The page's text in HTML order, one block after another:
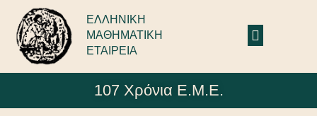
ΕΛΛΗΝΙΚΗ
ΜΑΘΗΜΑΤΙΚΗ
ΕΤΑΙΡΕΙΑ
107 Χρόνια Ε.Μ.Ε.